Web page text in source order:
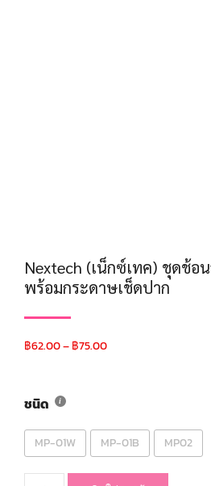
Nextech (เน็กซ์เทค) ชุดช้อ
พร้อมกระดาษเช็ดปาก
฿62.00–฿75.00
ชนิด
MP-01W MP-01B MP02